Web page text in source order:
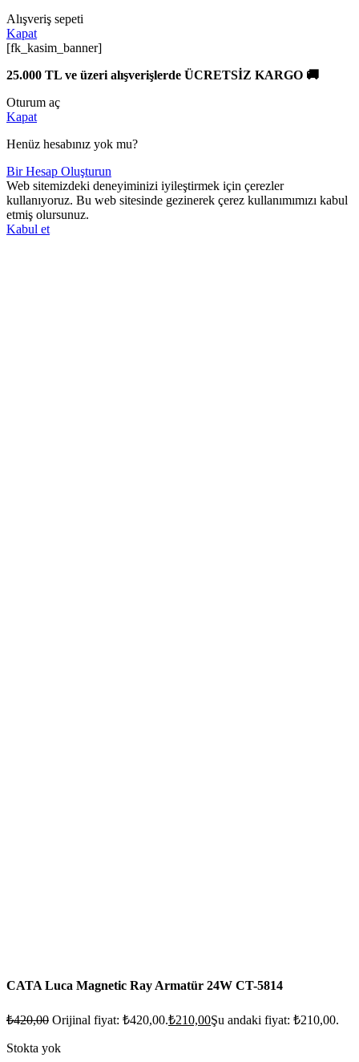
Alışveriş sepeti
Kapat
[fk_kasim_banner]
25.000 TL ve üzeri alışverişlerde ÜCRETSİZ KARGO 🚚
Oturum aç
Kapat
Henüz hesabınız yok mu?
Bir Hesap Oluşturun
Web sitemizdeki deneyiminizi iyileştirmek için çerezler
kullanıyoruz. Bu web sitesinde gezinerek çerez kullanımımızı kabul
etmiş olursunuz.
Kabul et
CATA Luca Magnetic Ray Armatür 24W CT-5814
₺420,00 Orijinal fiyat: ₺420,00.₺210,00Şu andaki fiyat: ₺210,00.
Stokta yok